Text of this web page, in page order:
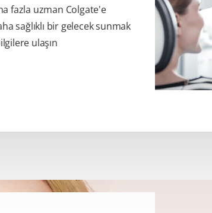
fazla uzman Colgate'e
sağlıklı bir gelecek sunmak
ulaşın